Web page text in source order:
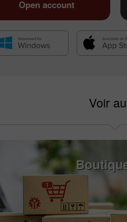
Open account
Voir